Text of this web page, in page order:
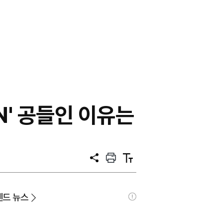
공들인 이유는
공
프
트
텍
트
드 뉴스